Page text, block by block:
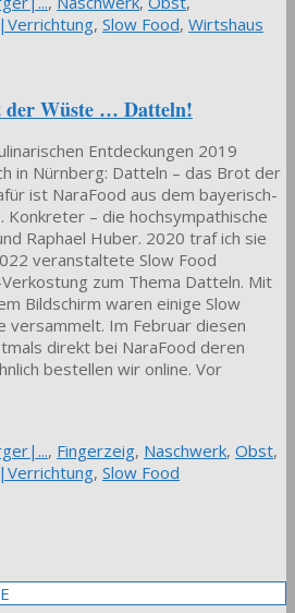
, Slow Food, Wirtshaus
der Wüste … Datteln!
Entdeckungen 2019
in Nürnberg: Datteln – das Brot der
ist NaraFood aus dem bayerisch-
Konkreter – die hochsympathische
Raphael Huber. 2020 traf ich sie
veranstaltete Slow Food
zum Thema Datteln. Mit
Bildschirm waren einige Slow
versammelt. Im Februar diesen
direkt bei NaraFood deren
bestellen wir online. Vor
, Fingerzeig, Naschwerk, Obst,
, Slow Food